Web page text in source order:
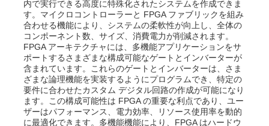
ホーム
製品
ビデオ
内で実行できる高度に特殊化されたシステムを作成できま
す。マイクロコントローラーと FPGA ファブリックを組み
合わせる機能により、システムの柔軟性が向上し、全体の
コンポーネント数、サイズ、消費電力が削減されます。
FPGA アーキテクチャには、多機能アプリケーションをサ
ポートするさまざまな構成可能なゲートとインバーターが
含まれています。これらのゲートとインバーターは、さま
ざまな論理機能を実装するようにプログラムでき、特定の
要件に合わせたカスタム デジタル回路の作成が可能になり
ます。この構成可能性は FPGA の重要な利点であり、ユー
ザーはパフォーマンス、電力効率、リソース使用率を動的
に最適化できます。多機能機能により、FPGA はハードウ